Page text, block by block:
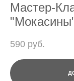
Мастер-
590 pуб.